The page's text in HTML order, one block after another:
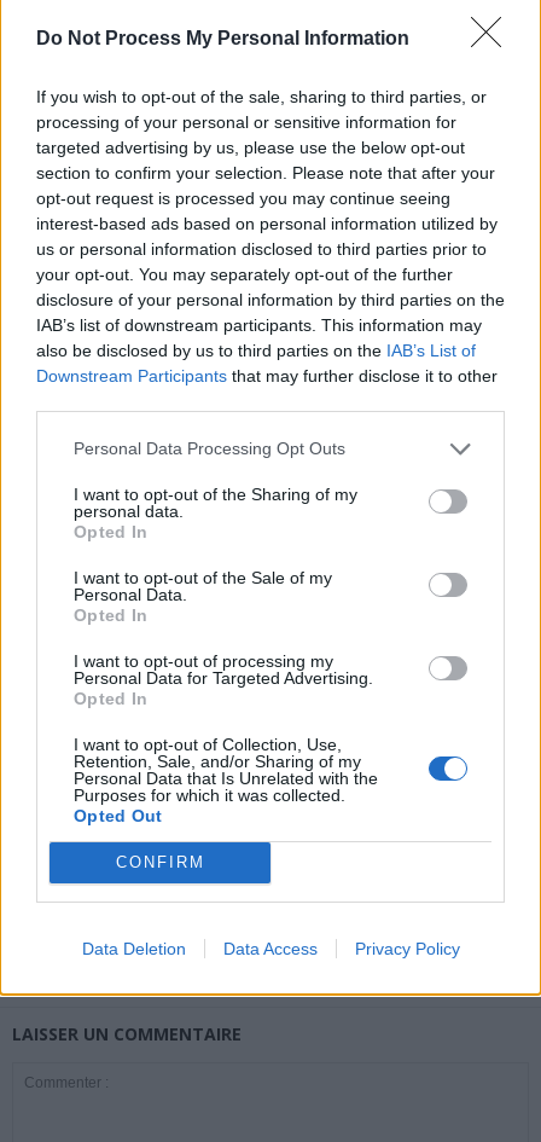
Do Not Process My Personal Information
If you wish to opt-out of the sale, sharing to third parties, or
processing of your personal or sensitive information for
targeted advertising by us, please use the below opt-out
section to confirm your selection. Please note that after your
opt-out request is processed you may continue seeing
interest-based ads based on personal information utilized by
us or personal information disclosed to third parties prior to
your opt-out. You may separately opt-out of the further
disclosure of your personal information by third parties on the
IAB’s list of downstream participants. This information may
also be disclosed by us to third parties on the IAB’s List of
Downstream Participants that may further disclose it to other
Personal Data Processing Opt Outs
I want to opt-out of the Sharing of my
personal data.
Opted In
I want to opt-out of the Sale of my
Personal Data.
Opted In
I want to opt-out of processing my
Personal Data for Targeted Advertising.
Opted In
I want to opt-out of Collection, Use,
Retention, Sale, and/or Sharing of my
Personal Data that Is Unrelated with the
Purposes for which it was collected.
Opted Out
CONFIRM
Data Deletion Data Access Privacy Policy
régime méditerranéen, de limiter la consommation d’alcool et
régulière, de dormir sept à huit heures par nuit, et de maintenir des
liens sociaux riches tout au long de la vie. Il est également
important d’entretenir sa neuroplasticité, notamment en apprenant
de nouvelles compétences, même après un certain âge.
Article précédent Article suivant
Canicule : les conseils
essentiels des
Santé
Éclipse du 12 août :
attention à la pénurie de
révolutionnaire pour
LAISSER UN COMMENTAIRE